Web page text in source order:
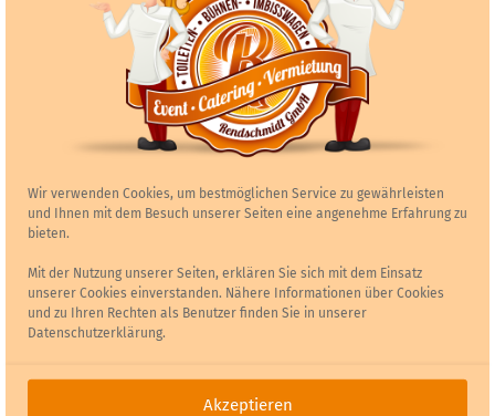
Wir verwenden Cookies, um bestmöglichen Service zu gewährleisten
und Ihnen mit dem Besuch unserer Seiten eine angenehme Erfahrung zu
bieten.
Mit der Nutzung unserer Seiten, erklären Sie sich mit dem Einsatz
unserer Cookies einverstanden. Nähere Informationen über Cookies
und zu Ihren Rechten als Benutzer finden Sie in unserer
Datenschutzerklärung.
Akzeptieren